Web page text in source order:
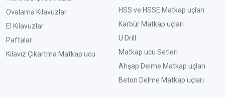
Ovalama Kılavuzlar
El Kılavuzlar
Paftalar
Kılavız Çıkartma Matkap ucu
HSS ve HSSE Matkap uçları
Karbür Matkap uçları
U Drill
Matkap ucu Setleri
Ahşap Delme Matkap uçları
Beton Delme Matkap uçları